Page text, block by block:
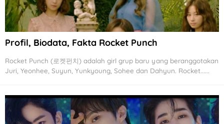
Profil, Biodata, Fakta Rocket Punch
Rocket Punch (로켓펀치) adalah girl grup baru yang beranggotakan
Juri, Yeonhee, Suyun, Yunkyoung, Sohee dan Dahyun. Rocket......